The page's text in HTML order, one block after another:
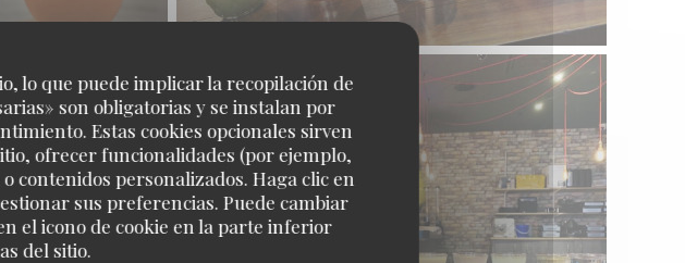
lo que puede implicar la recopilación de
son obligatorias y se instalan por
Estas cookies opcionales sirven
ofrecer funcionalidades (por ejemplo,
contenidos personalizados. Haga clic en
sus preferencias. Puede cambiar
el icono de cookie en la parte inferior
del sitio.